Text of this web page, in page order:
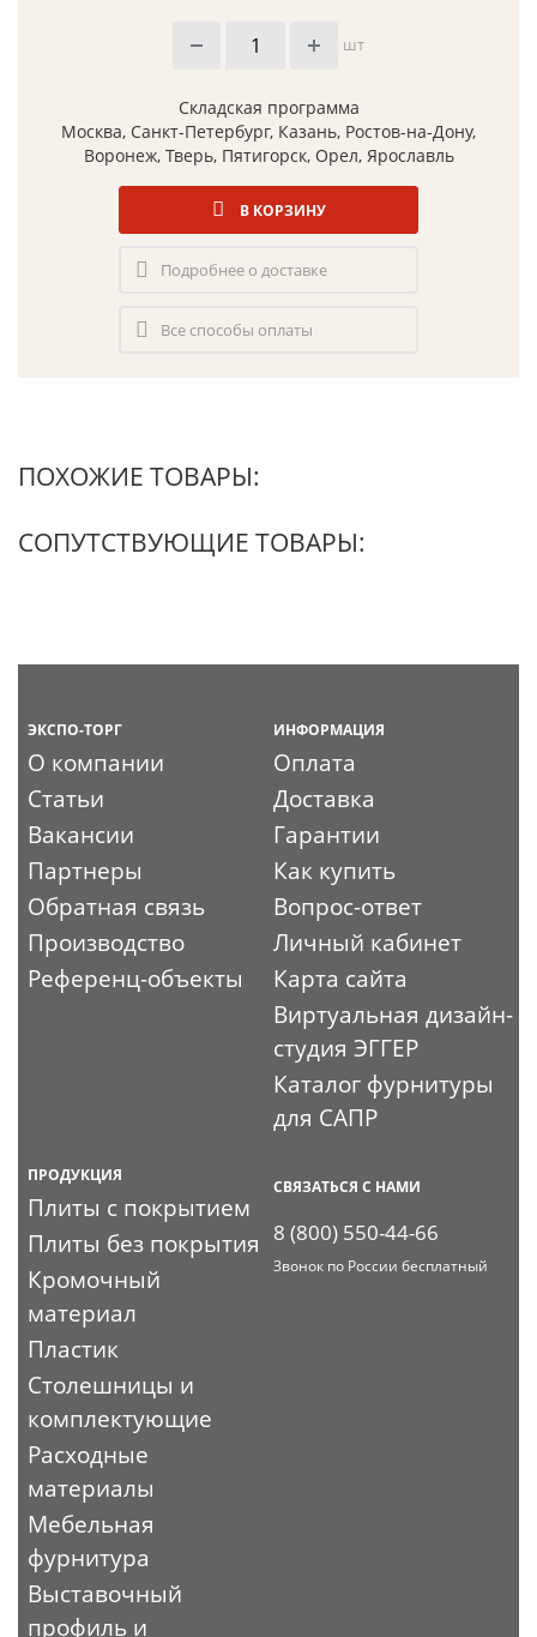
шт
Складская программа
Москва, Санкт-Петербург, Казань, Ростов-на-Дону,
Воронеж, Тверь, Пятигорск, Орел, Ярославль
В КОРЗИНУ
Подробнее о доставке
Все способы оплаты
ПОХОЖИЕ ТОВАРЫ:
СОПУТСТВУЮЩИЕ ТОВАРЫ:
ЭКСПО-ТОРГ
О компании
Статьи
Вакансии
Партнеры
Обратная связь
Производство
Референц-объекты
ИНФОРМАЦИЯ
Оплата
Доставка
Гарантии
Как купить
Вопрос-ответ
Личный кабинет
Карта сайта
Виртуальная дизайн-
студия ЭГГЕР
Каталог фурнитуры
для САПР
ПРОДУКЦИЯ
Плиты с покрытием
Плиты без покрытия
Кромочный
материал
Пластик
Столешницы и
комплектующие
Расходные
материалы
Мебельная
фурнитура
Выставочный
профиль и
СВЯЗАТЬСЯ С НАМИ
8 (800) 550-44-66
Звонок по России бесплатный